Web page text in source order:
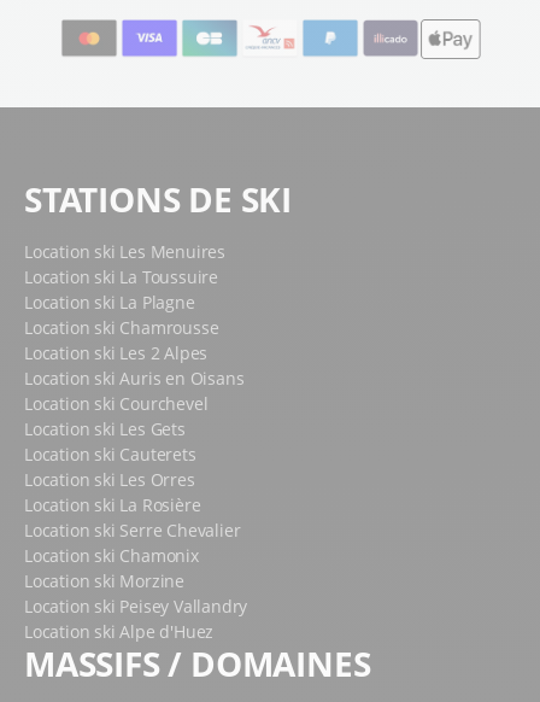
STATIONS DE SKI
Location ski Les Menuires
Location ski La Toussuire
Location ski La Plagne
Location ski Chamrousse
Location ski Les 2 Alpes
Location ski Auris en Oisans
Location ski Courchevel
Location ski Les Gets
Location ski Cauterets
Location ski Les Orres
Location ski La Rosière
Location ski Serre Chevalier
Location ski Chamonix
Location ski Morzine
Location ski Peisey Vallandry
Location ski Alpe d'Huez
MASSIFS / DOMAINES